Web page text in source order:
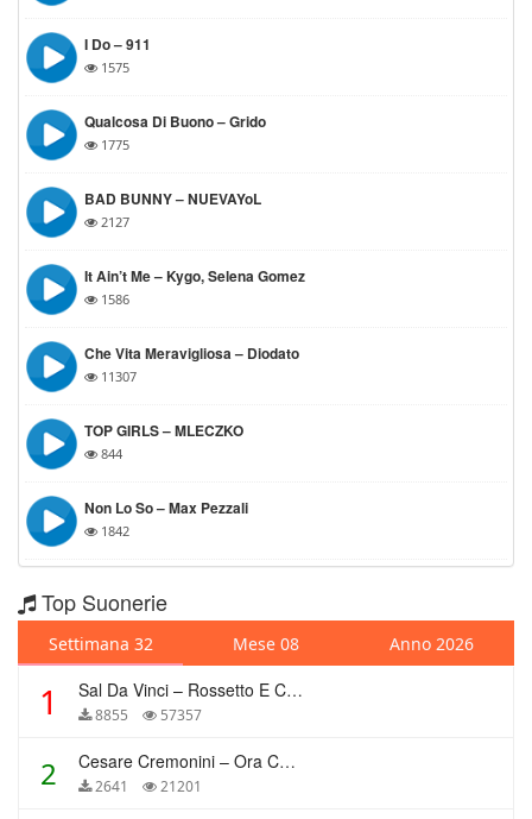
I Do – 911
1575
Qualcosa Di Buono – Grido
1775
BAD BUNNY – NUEVAYoL
2127
It Ain’t Me – Kygo, Selena Gomez
1586
Che Vita Meravigliosa – Diodato
11307
TOP GIRLS – MLECZKO
844
Non Lo So – Max Pezzali
1842
Top Suonerie
Settimana 32 Mese 08 Anno 2026
1 Sal Da Vinci – Rossetto E Caffè
8855 57357
2 Cesare Cremonini – Ora Che Non Ho Più Te
2641 21201